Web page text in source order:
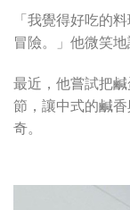
「我覺得好吃的
冒險。」他微笑地
最近，他嘗試把
節，讓中式的鹹
奇。